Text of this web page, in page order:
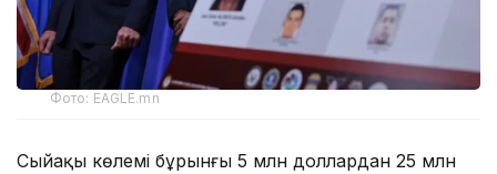
Фото: EAGLE.mn
Сыйақы көлемі бұрынғы 5 млн доллардан 25 млн